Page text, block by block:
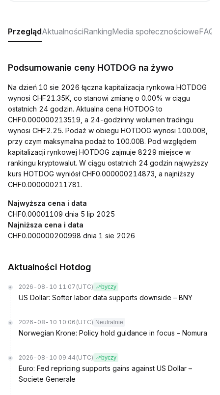
PrzeglądAktualnościRankingMedia społecznościoweFAQ
Podsumowanie ceny HOTDOG na żywo
Na dzień 10 sie 2026 łączna kapitalizacja rynkowa HOTDOG
wynosi CHF21.35K, co stanowi zmianę o 0.00% w ciągu
ostatnich 24 godzin. Aktualna cena HOTDOG to
CHF0.000000213519, a 24-godzinny wolumen tradingu
wynosi CHF2.25. Podaż w obiegu HOTDOG wynosi 100.00B,
przy czym maksymalna podaż to 100.00B. Pod względem
kapitalizacji rynkowej HOTDOG zajmuje 8229 miejsce w
rankingu kryptowalut. W ciągu ostatnich 24 godzin najwyższy
kurs HOTDOG wyniósł CHF0.000000214873, a najniższy
CHF0.000000211781.
Najwyższa cena i data
CHF0.00001109 dnia 5 lip 2025
Najniższa cena i data
CHF0.000000200998 dnia 1 sie 2026
Aktualności Hotdog
2026-08-10 11:07 (UTC) byczy
US Dollar: Softer labor data supports downside – BNY
2026-08-10 10:06 (UTC) Neutralnie
Norwegian Krone: Policy hold guidance in focus – Nomura
2026-08-10 09:44 (UTC) byczy
Euro: Fed repricing supports gains against US Dollar –
Societe Generale